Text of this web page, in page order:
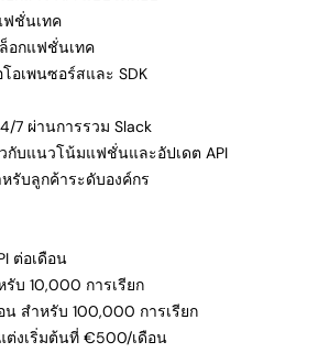
ฟชั่นเทค
อกแฟชั่นเทค
อเพนซอร์สและ SDK
7 ผ่านการรวม Slack
กับแนวโน้มแฟชั่นและอัปเดต API
รับลูกค้าระดับองค์กร
ต่อเดือน
บ 10,000 การเรียก
น สำหรับ 100,000 การเรียก
ต่งเริ่มต้นที่ €500/เดือน